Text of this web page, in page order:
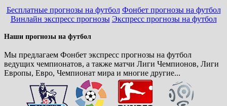
Бесплатные прогнозы на футбол Фонбет прогнозы на футбол
Винлайн экспресс прогнозы Экспресс прогнозы на футбол
Наши прогнозы на футбол
Мы предлагаем Фонбет экспресс прогнозы на футбол
ведущих чемпионатов, а также матчи Лиги Чемпионов, Лиги
Европы, Евро, Чемпионат мира и многие другие...